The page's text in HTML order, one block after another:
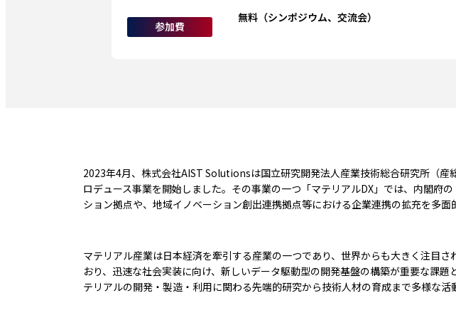
参加費
無料（シンポジウム、交流会）
2023年4月、株式会社AIST Solutionsは国立研究開発法人産業技術総合研究所（
ロデュース事業を開始しました。その事業の一つ「マテリアルDX」では、内閣府
ション拠点や、地域イノベーション創出連携拠点等における企業連携の拡充を多面
マテリアル産業は日本経済を牽引する産業の一つであり、世界からも大きく注目
おり、迅速な社会実装に向け、新しいデータ駆動型の開発基盤の構築が重要な課
テリアルの開発・製造・利用に関わる先端的研究から技術人材の育成まで多様な活